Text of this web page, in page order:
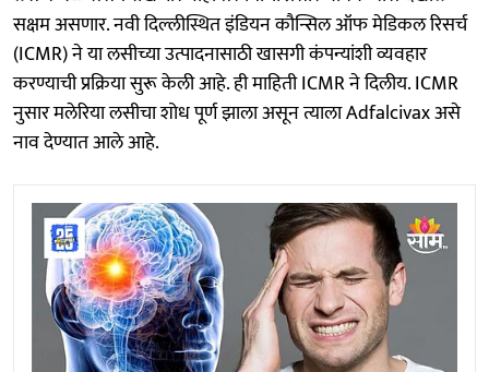
सक्षम असणार. नवी दिल्लीस्थित इंडियन कौन्सिल ऑफ मेडिकल रिसर्च
(ICMR) ने या लसीच्या उत्पादनासाठी खासगी कंपन्यांशी व्यवहार
करण्याची प्रक्रिया सुरू केली आहे. ही माहिती ICMR ने दिलीय. ICMR
नुसार मलेरिया लसीचा शोध पूर्ण झाला असून त्याला Adfalcivax असे
नाव देण्यात आले आहे.